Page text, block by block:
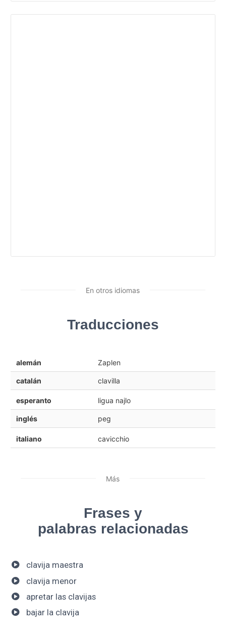
En otros idiomas
Traducciones
alemán Zaplen
catalán clavilla
esperanto ligua najlo
inglés peg
italiano cavicchio
Más
Frases y
palabras relacionadas
clavija maestra
clavija menor
apretar las clavijas
bajar la clavija